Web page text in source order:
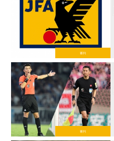
審判
審判